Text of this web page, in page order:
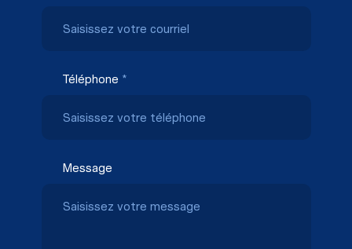
Téléphone *
Message